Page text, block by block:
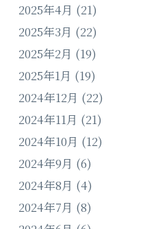
2025年4月 (21)
2025年3月 (22)
2025年2月 (19)
2025年1月 (19)
2024年12月 (22)
2024年11月 (21)
2024年10月 (12)
2024年9月 (6)
2024年8月 (4)
2024年7月 (8)